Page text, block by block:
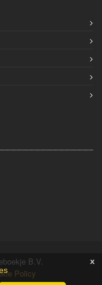
B.V.
Policy
x